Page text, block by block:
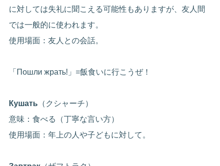
に対しては失礼に聞こえる可能性もありますが、友人間
では一般的に使われます。
使用場面：友人との会話。
「Пошли жрать!」=飯食いに行こうぜ！
Кушать （クシャーチ）
意味：食べる（丁寧な言い方）
使用場面：年上の人や子どもに対して。